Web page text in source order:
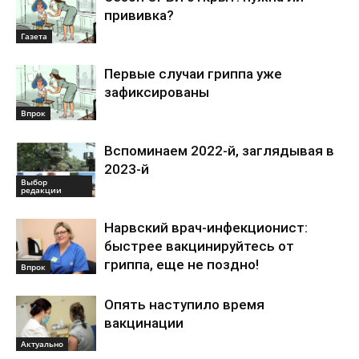
Газета
прививка?
Впрок
Первые случаи гриппа уже
зафиксированы
Выбор
редакции
Вспоминаем 2022-й, заглядывая в
2023-й
Впрок
Нарвский врач-инфекционист:
быстрее вакцинируйтесь от
гриппа, еще не поздно!
Актуально
Опять наступило время
вакцинации